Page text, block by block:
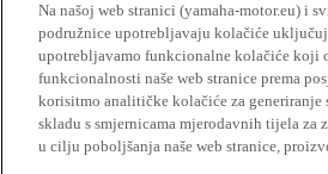
Na našoj web stranici (yamaha-motor.eu) i
podružnice upotrebljavaju kolačiće
upotrebljavamo funkcionalne kolačiće koji
funkcionalnosti naše web stranice prema
korisitmo analitičke kolačiće za
skladu s smjernicama mjerodavnih tijela
u cilju poboljšanja naše web stranice,